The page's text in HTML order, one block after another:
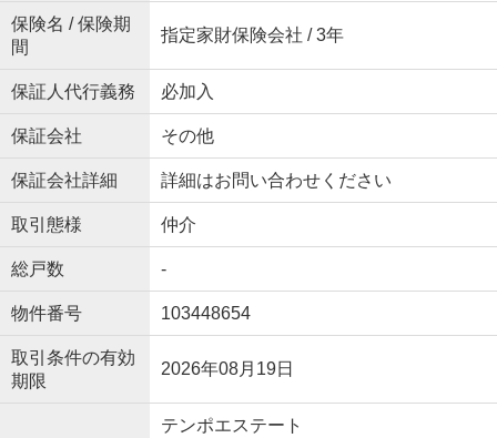
保険名 / 保険期
間
指定家財保険会社 / 3年
保証人代行義務 必加入
保証会社 その他
保証会社詳細 詳細はお問い合わせください
取引態様 仲介
総戸数 -
物件番号 103448654
取引条件の有効
期限
2026年08月19日
テンポエステート